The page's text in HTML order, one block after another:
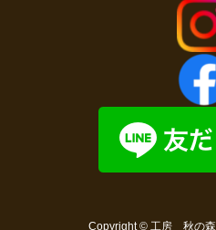
Copyright © 工房 秋の森